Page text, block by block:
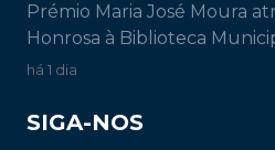
Prémio Maria José Moura
Honrosa à Biblioteca
há 1 dia
SIGA-NOS